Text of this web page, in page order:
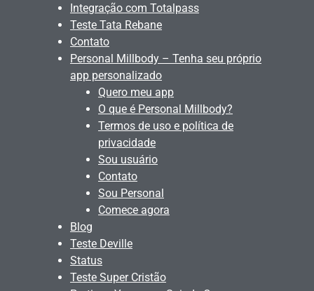
Integração com Totalpass
Teste Tata Rebane
Contato
Personal Millbody – Tenha seu próprio
app personalizado
Quero meu app
O que é Personal Millbody?
Termos de uso e política de
privacidade
Sou usuário
Contato
Sou Personal
Comece agora
Blog
Teste Deville
Status
Teste Super Cristão